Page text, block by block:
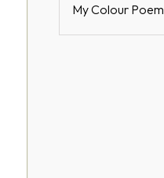
My Colour Poem